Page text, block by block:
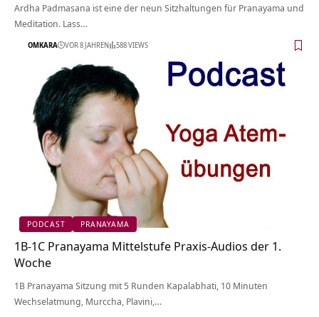
Ardha Padmasana ist eine der neun Sitzhaltungen für Pranayama und
Meditation. Lass…
OMKARA VOR 8 JAHREN 588 VIEWS
PODCAST PRANAYAMA
1B-1C Pranayama Mittelstufe Praxis-Audios der 1.
Woche
1B Pranayama Sitzung mit 5 Runden Kapalabhati, 10 Minuten
Wechselatmung, Murccha, Plavini,…